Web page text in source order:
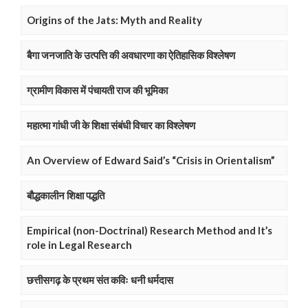
Origins of the Jats: Myth and Reality
बैगा जनजाति के उत्पत्ति की अवधारणा का ऐतिहासिक विश्लेषण
ग्रामीण विकास में पंचायती राज की भूमिका
महात्मा गांधी जी के शिक्षा संबंधी विचार का विश्लेषण
An Overview of Edward Said’s “Crisis in Orientalism”
बौद्धकालीन शिक्षा पद्धति
Empirical (non-Doctrinal) Research Method and It’s
role in Legal Research
छत्तीसगढ़ के प्रथम संत कविः धनी धर्मदास